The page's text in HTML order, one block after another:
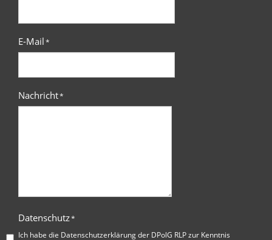
E-Mail*
Nachricht*
Datenschutz*
Ich habe die Datenschutzerklärung der DPolG RLPzur Kenntnis